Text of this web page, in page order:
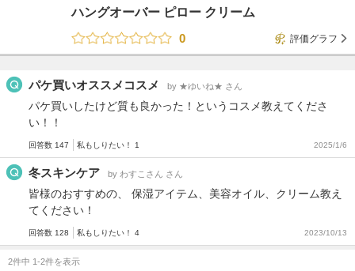
ハングオーバー ピロー クリーム
0
評価グラフ
パケ買いオススメコスメ by ★ゆいね★ さん
パケ買いしたけど質も良かった！というコスメ教えてくださ
い！！
回答数 147 私もしりたい！ 1 2025/1/6
冬スキンケア by わすこさん さん
皆様のおすすめの、 保湿アイテム、美容オイル、クリーム教え
てください！
回答数 128 私もしりたい！ 4 2023/10/13
2件中 1-2件を表示